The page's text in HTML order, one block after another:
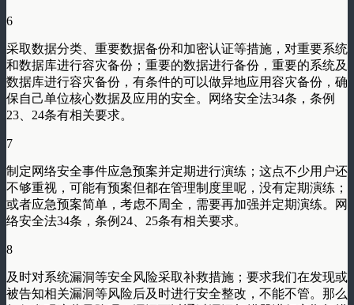
6
采取数据分类、重要数据备份和加密认证等措施，对重要系统
和数据库进行容灾备份；重要的数据进行备份，重要的系统及
数据库进行容灾备份，有条件的可以做异地应用容灾备份，确
保自己单位核心数据及应用的安全。网络安全法34条，条例
23、24条有相关要求。
7
制定网络安全事件应急预案并定期进行演练；这点不少用户还
不够重视，可能有预案但都在管理制度里呢，没有定期演练；
或者应急预案简单，考虑不周全，需要再加强并定期演练。网
络安全法34条，条例24、25条有相关要求。
8
及时对系统漏洞等安全风险采取补救措施；要求我们在发现或
被告知相关漏洞等风险后及时进行安全整改，不能不管。那么